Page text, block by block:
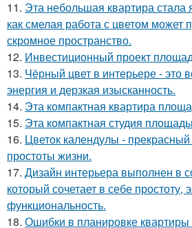
11. Эта небольшая квартира стала
как смелая работа с цветом может
скромное пространство.
12. Инвестиционный проект
13. Чёрный цвет в интерьере - это
энергия и дерзкая изысканность.
14. Эта компактная квартира
15. Эта компактная студия
16. Цветок календулы -
простоты жизни.
17. Дизайн интерьера выполнен в
который сочетает в себе простоту,
функциональность.
18. Ошибки в планировке квартиры